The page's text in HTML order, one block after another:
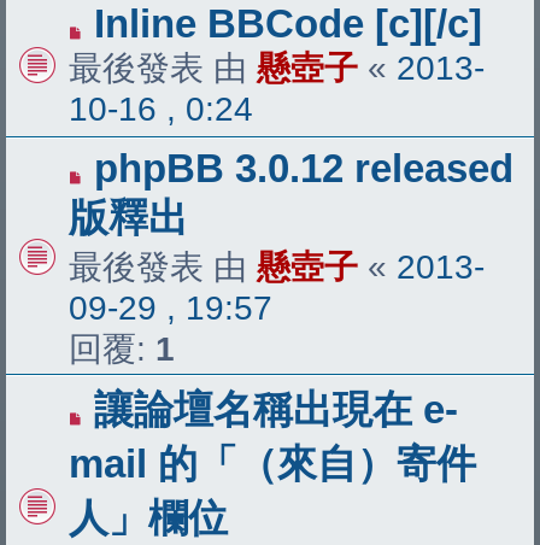
Inline BBCode [c][/c]
最後發表 由 懸壺子 « 2013-
10-16 , 0:24
phpBB 3.0.12 released
版釋出
最後發表 由 懸壺子 « 2013-
09-29 , 19:57
回覆: 1
讓論壇名稱出現在 e-
mail 的「（來自）寄件
人」欄位